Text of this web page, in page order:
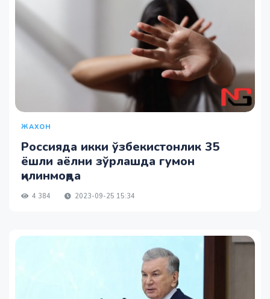
ЖАХОН
Россияда икки ўзбекистонлик 35
ёшли аёлни зўрлашда гумон
қилинмоқда
4 384 2023-09-25 15:34